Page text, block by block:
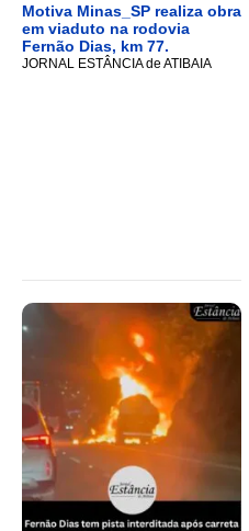
Motiva Minas_SP realiza obra
em viaduto na rodovia
Fernão Dias, km 77.
JORNAL ESTÂNCIA de ATIBAIA